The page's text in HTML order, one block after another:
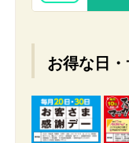
お得な日